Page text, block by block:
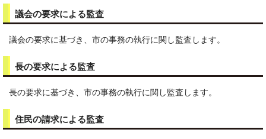
議会の要求による監査
議会の要求に基づき、市の事務の執行に関し監査します。
長の要求による監査
長の要求に基づき、市の事務の執行に関し監査します。
住民の請求による監査